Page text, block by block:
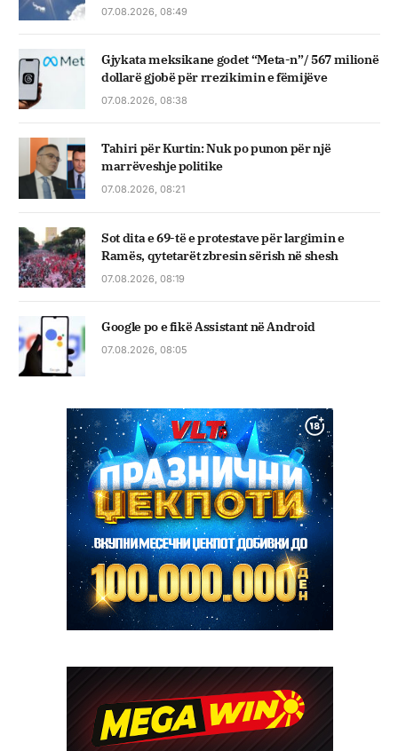
07.08.2026, 08:49
Gjykata meksikane godet “Meta-n”/ 567 milionë
dollarë gjobë për rrezikimin e fëmijëve
07.08.2026, 08:38
Tahiri për Kurtin: Nuk po punon për një
marrëveshje politike
07.08.2026, 08:21
Sot dita e 69-të e protestave për largimin e
Ramës, qytetarët zbresin sërish në shesh
07.08.2026, 08:19
Google po e fikë Assistant në Android
07.08.2026, 08:05